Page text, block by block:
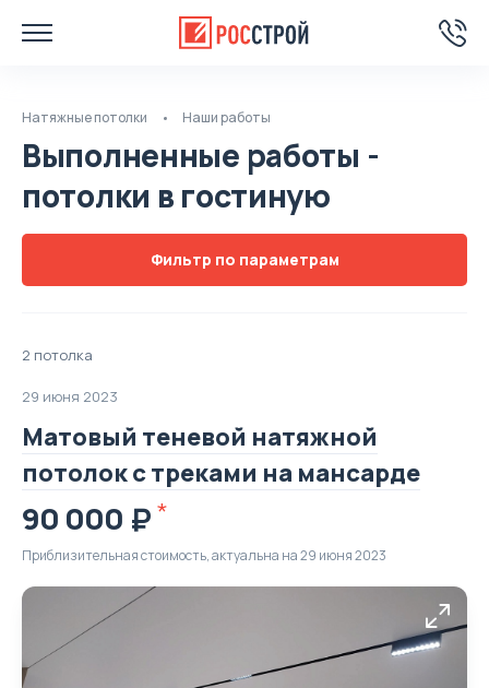
Натяжные потолки Наши работы
Выполненные работы -
потолки в гостиную
Фильтр по параметрам
2 потолка
29 июня 2023
Матовый теневой натяжной
потолок с треками на мансарде
90 000
Приблизительная стоимость, актуальна на 29 июня 2023